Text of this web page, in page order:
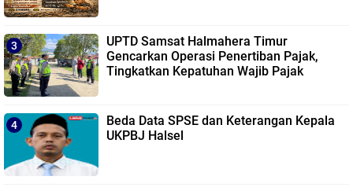
UPTD Samsat Halmahera Timur
Gencarkan Operasi Penertiban Pajak,
Tingkatkan Kepatuhan Wajib Pajak
Beda Data SPSE dan Keterangan Kepala
UKPBJ Halsel